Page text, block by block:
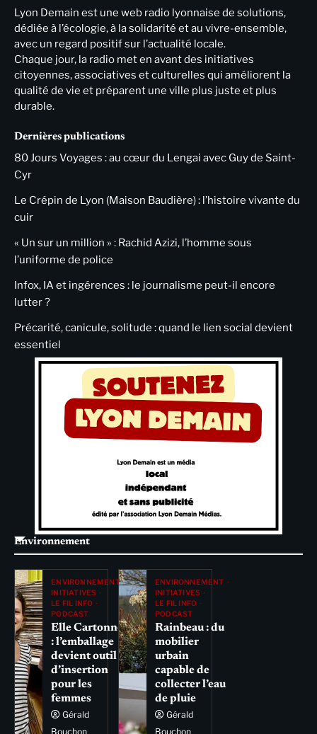
Lyon Demain est une web radio lyonnaise de solutions,
dédiée à l’écologie, à la solidarité et au vivre-ensemble,
avec un regard positif sur l’actualité locale.
Chaque jour, la radio met en avant des initiatives
citoyennes, associatives et culturelles qui améliorent la
qualité de vie et préparent une ville plus juste et plus
durable.
Dernières publications
80 Jours Voyages : au cœur du Lengai avec Guy de Saint-
Cyr
Le Crépin de Lyon (Maison Baudière) : l’histoire vivante du
cuir
« Un sur un million » : Rachid Azizi, l’homme sous
l’uniforme de police
Infox, IA et ingérences : le journalisme peut-il encore
lutter ?
Précarité, canicule, solitude : quand le lien social devient
essentiel
Environnement
ENVIRONNEMENT
INITIATIVES
LE FIL INFO
PODCAST
Elle Cartonne
: l’emballage
devient outil
d’insertion
pour les
femmes
Gérald
Bouchon
ENVIRONNEMENT
INITIATIVES
LE FIL INFO
PODCAST
Rainbeau : du
mobilier
urbain
capable de
collecter l’eau
de pluie
Gérald
Bouchon